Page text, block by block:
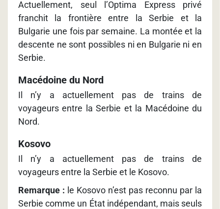
Actuellement, seul l’Optima Express privé
franchit la frontière entre la Serbie et la
Bulgarie une fois par semaine. La montée et la
descente ne sont possibles ni en Bulgarie ni en
Serbie.
Macédoine du Nord
Il n’y a actuellement pas de trains de
voyageurs entre la Serbie et la Macédoine du
Nord.
Kosovo
Il n’y a actuellement pas de trains de
voyageurs entre la Serbie et le Kosovo.
Remarque : le Kosovo n’est pas reconnu par la
Serbie comme un État indépendant, mais seuls